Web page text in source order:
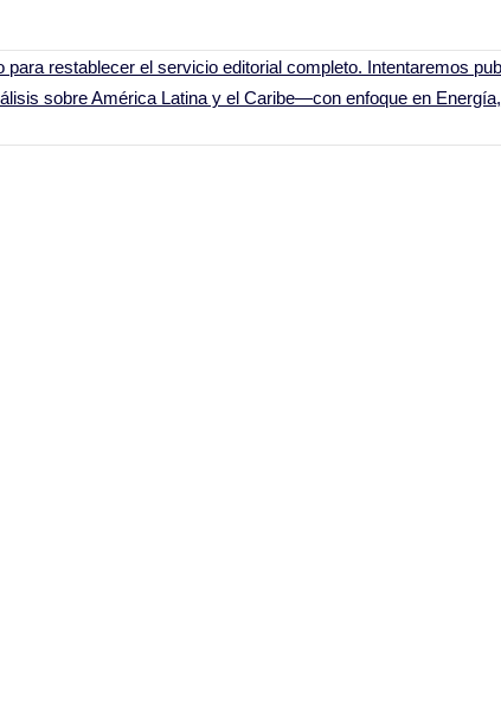
restablecer el servicio editorial completo. Intentaremos
sobre América Latina y el Caribe—con enfoque en